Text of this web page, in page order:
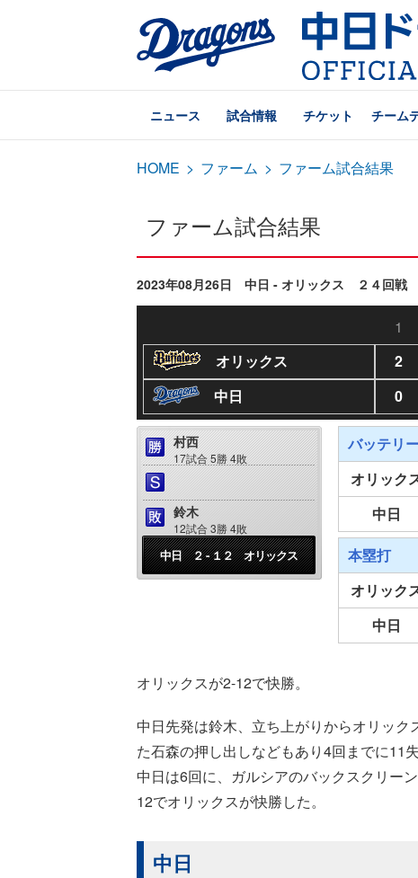
ニュース 試合情報 チケット チーム
HOME > ファーム > ファーム試合結果
ファーム試合結果
2023年08月26日 中日 - オリックス ２４回戦
1
オリックス
2
中日
0
村西
17試合 5勝 4敗
鈴木
12試合 3勝 4敗
中日 ２ - １２ オリックス
バッテリ
オリック
中日
本塁打
オリック
中日
オリックスが2-12で快勝。
中日先発は鈴木、立ち上がりからオリッ
た石森の押し出しなどもあり4回までに11
中日は6回に、ガルシアのバックスクリー
12でオリックスが快勝した。
中日